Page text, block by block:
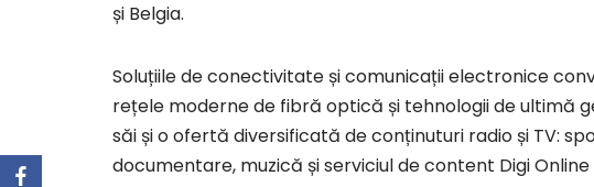
și Belgia.
Soluțiile de conectivitate și comunicații electronice
rețele moderne de fibră optică și tehnologii de ultimă
săi și o ofertă diversificată de conținuturi radio și TV:
documentare, muzică și serviciul de content Digi Online